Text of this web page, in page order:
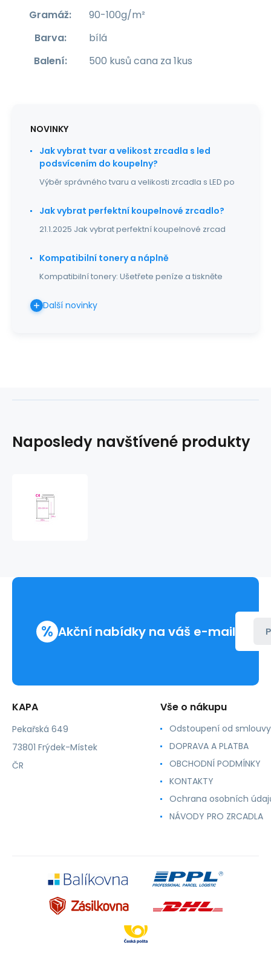
Gramáž:
90-100g/m²
Barva:
bílá
Balení: 500 kusů cana za 1kus
NOVINKY
Jak vybrat tvar a velikost zrcadla s led
podsvícením do koupelny?
Výběr správného tvaru a velikosti zrcadla s LED po
Jak vybrat perfektní koupelnové zrcadlo?
21.1.2025 Jak vybrat perfektní koupelnové zrcad
Kompatibilní tonery a náplně
Kompatibilní tonery: Ušetřete peníze a tiskněte
Další novinky
Naposledy navštívené produkty
% Akční nabídky na váš e-mail
KAPA
Pekařská 649
73801 Frýdek-Místek
ČR
Vše o nákupu
Odstoupení od smlouvy
DOPRAVA A PLATBA
OBCHODNÍ PODMÍNKY
KONTAKTY
Ochrana osobních
NÁVODY PRO ZRCADLA